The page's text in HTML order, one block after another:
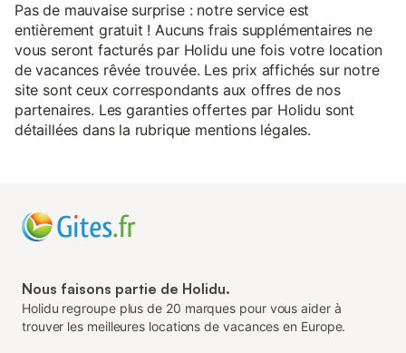
Pas de mauvaise surprise : notre service est
entièrement gratuit ! Aucuns frais supplémentaires ne
vous seront facturés par Holidu une fois votre location
de vacances rêvée trouvée. Les prix affichés sur notre
site sont ceux correspondants aux offres de nos
partenaires. Les garanties offertes par Holidu sont
détaillées dans la rubrique mentions légales.
Nous faisons partie de Holidu.
Holidu regroupe plus de 20 marques pour vous aider à
trouver les meilleures locations de vacances en Europe.